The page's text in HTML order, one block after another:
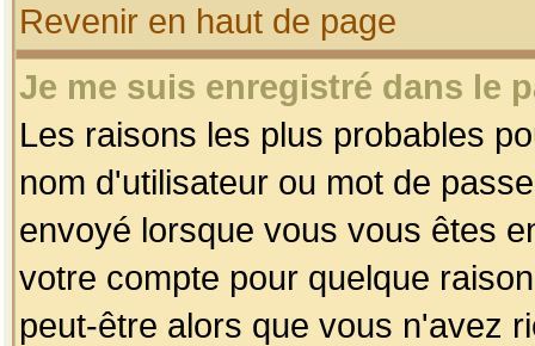
Revenir en haut de page
Je me suis enregistré dans le
Les raisons les plus probables
nom d'utilisateur ou mot de
envoyé lorsque vous vous êtes
votre compte pour quelque
peut-être alors que vous n'avez